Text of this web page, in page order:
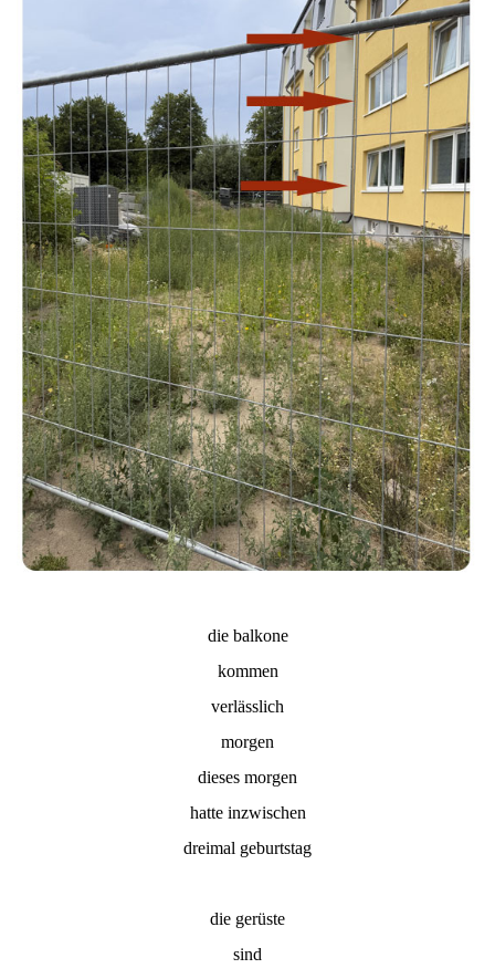
die balkone
kommen
verlässlich
morgen
dieses morgen
hatte inzwischen
dreimal geburtstag
die gerüste
sind